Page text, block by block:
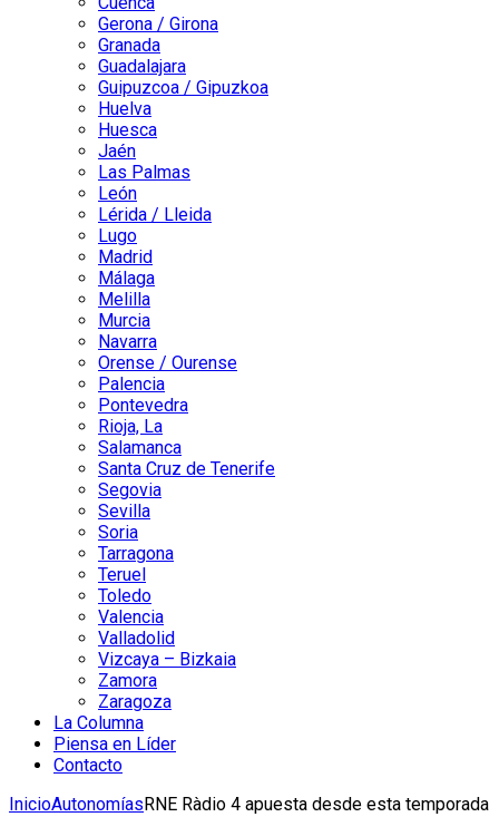
Gerona / Girona
Granada
Guadalajara
Guipuzcoa / Gipuzkoa
Huelva
Huesca
Jaén
Las Palmas
León
Lérida / Lleida
Lugo
Madrid
Málaga
Melilla
Murcia
Navarra
Orense / Ourense
Palencia
Pontevedra
Rioja, La
Salamanca
Santa Cruz de Tenerife
Segovia
Sevilla
Soria
Tarragona
Teruel
Toledo
Valencia
Valladolid
Vizcaya – Bizkaia
Zamora
Zaragoza
La Columna
Piensa en Líder
Contacto
InicioAutonomíasRNE Ràdio 4 apuesta desde esta temporada